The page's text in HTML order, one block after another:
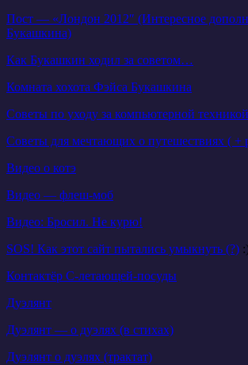
Пост — «Лондон 2012″ (Интересное
Букашкина)
Как Букашкин ходил за советом…
Комната хохота Фэйса Букашкина
Советы по уходу за компьютерной техникой
Советы для мечтающих о путешествиях ( +
Видео о котэ
Видео — флеш-моб
Видео: Бросил. Не курю!
SOS! Как этот сайт пытались умыкнуть (?)
Контактёр С-летающей-посуды
Дуэлянт
Дуэлянт — о дуэлях (в стихах)
Дуэлянт о дуэлях (трактат)